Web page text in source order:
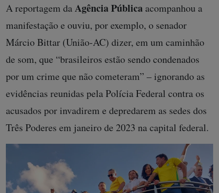
A reportagem daAgência Pública acompanhou a
manifestação e ouviu, por exemplo, o senador
Márcio Bittar (União-AC) dizer, em um caminhão
de som, que “brasileiros estão sendo condenados
por um crime que não cometeram” – ignorando as
evidências reunidas pela Polícia Federal contra os
acusados por invadirem e depredarem as sedes dos
Três Poderes em janeiro de 2023 na capital federal.